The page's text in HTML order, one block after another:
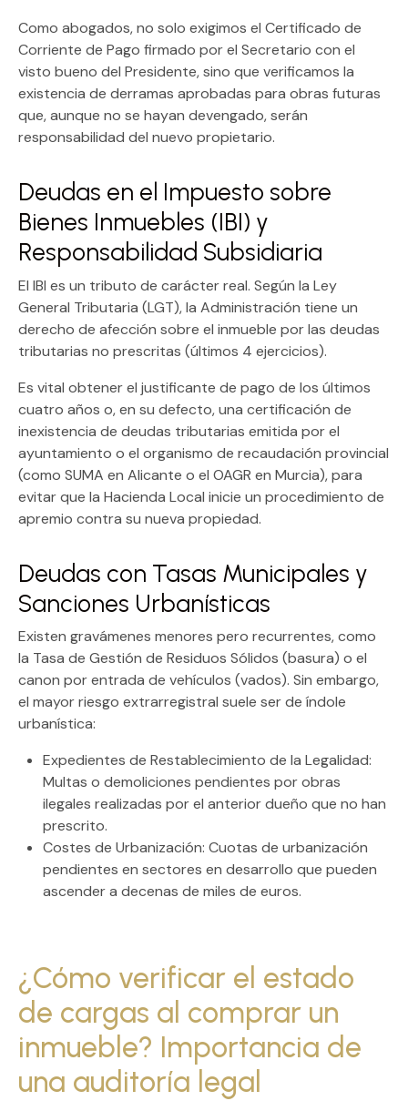
Como abogados, no solo exigimos el Certificado de
Corriente de Pago firmado por el Secretario con el
visto bueno del Presidente, sino que verificamos la
existencia de derramas aprobadas para obras futuras
que, aunque no se hayan devengado, serán
responsabilidad del nuevo propietario.
Deudas en el Impuesto sobre
Bienes Inmuebles (IBI) y
Responsabilidad Subsidiaria
El IBI es un tributo de carácter real. Según la Ley
General Tributaria (LGT), la Administración tiene un
derecho de afección sobre el inmueble por las deudas
tributarias no prescritas (últimos 4 ejercicios).
Es vital obtener el justificante de pago de los últimos
cuatro años o, en su defecto, una certificación de
inexistencia de deudas tributarias emitida por el
ayuntamiento o el organismo de recaudación provincial
(como SUMA en Alicante o el OAGR en Murcia), para
evitar que la Hacienda Local inicie un procedimiento de
apremio contra su nueva propiedad.
Deudas con Tasas Municipales y
Sanciones Urbanísticas
Existen gravámenes menores pero recurrentes, como
la Tasa de Gestión de Residuos Sólidos (basura) o el
canon por entrada de vehículos (vados). Sin embargo,
el mayor riesgo extrarregistral suele ser de índole
urbanística:
Expedientes de Restablecimiento de la Legalidad:
Multas o demoliciones pendientes por obras
ilegales realizadas por el anterior dueño que no han
prescrito.
Costes de Urbanización: Cuotas de urbanización
pendientes en sectores en desarrollo que pueden
ascender a decenas de miles de euros.
¿Cómo verificar el estado
de cargas al comprar un
inmueble? Importancia de
una auditoría legal